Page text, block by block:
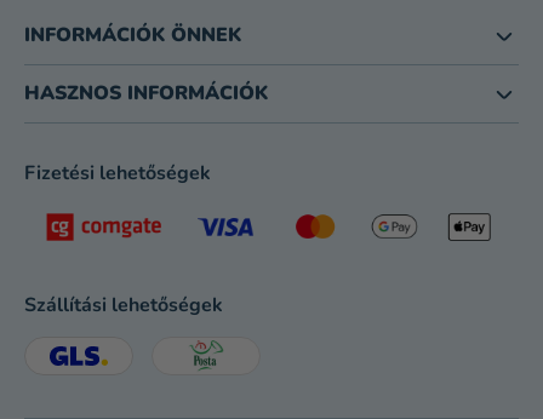
INFORMÁCIÓK ÖNNEK
HASZNOS INFORMÁCIÓK
Fizetési lehetőségek
Szállítási lehetőségek